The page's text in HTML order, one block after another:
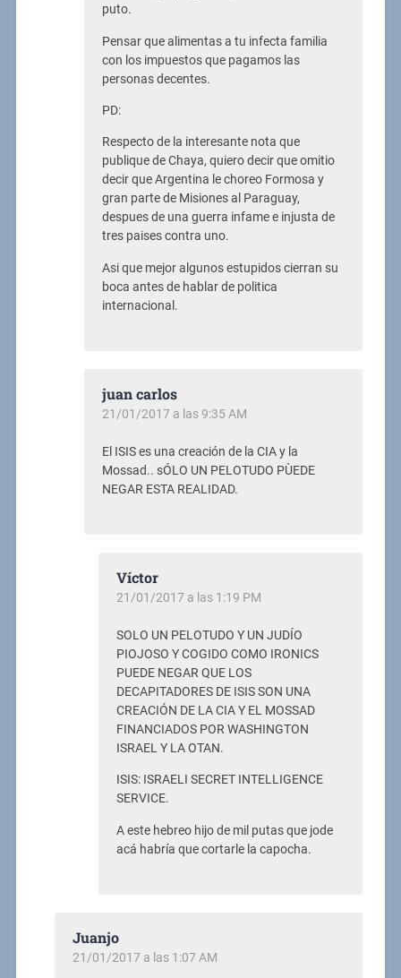
puto.
Pensar que alimentas a tu infecta familia
con los impuestos que pagamos las
personas decentes.
PD:
Respecto de la interesante nota que
publique de Chaya, quiero decir que omitio
decir que Argentina le choreo Formosa y
gran parte de Misiones al Paraguay,
despues de una guerra infame e injusta de
tres paises contra uno.
Asi que mejor algunos estupidos cierran su
boca antes de hablar de politica
internacional.
juan carlos
21/01/2017 a las 9:35 AM
El ISIS es una creación de la CIA y la
Mossad.. sÓLO UN PELOTUDO PÙEDE
NEGAR ESTA REALIDAD.
Víctor
21/01/2017 a las 1:19 PM
SOLO UN PELOTUDO Y UN JUDÍO
PIOJOSO Y COGIDO COMO IRONICS
PUEDE NEGAR QUE LOS
DECAPITADORES DE ISIS SON UNA
CREACIÓN DE LA CIA Y EL MOSSAD
FINANCIADOS POR WASHINGTON
ISRAEL Y LA OTAN.
ISIS: ISRAELI SECRET INTELLIGENCE
SERVICE.
A este hebreo hijo de mil putas que jode
acá habría que cortarle la capocha.
Juanjo
21/01/2017 a las 1:07 AM